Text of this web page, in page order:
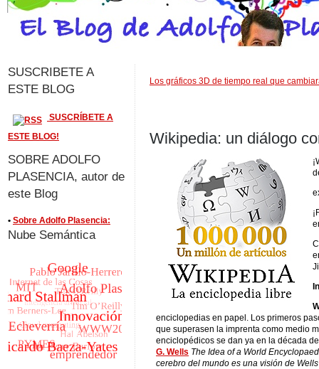
Los gráficos 3D de tiempo real que
Wikipedia: un diálogo
enciclopedias en papel. Los primeros
que superasen la imprenta como medio
enciclopédicos se dan ya en la década
G. Wells The Idea of a World
cerebro del mundo es una visión de
SUSCRIBETE A
ESTE BLOG
SUSCRÍBETE A
ESTE BLOG!
SOBRE ADOLFO
PLASENCIA, autor de
este Blog
• Sobre Adolfo Plasencia:
Nube Semántica